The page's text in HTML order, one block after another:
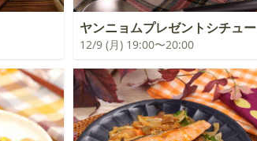
ヤンニョムプレゼントシチュー
12/9 (月) 19:00〜20:00